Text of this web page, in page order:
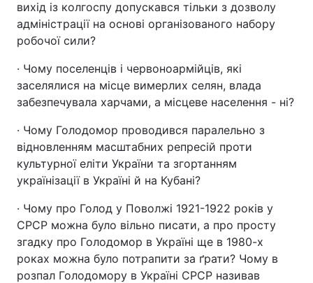
вихід із колгоспу допускався тільки з дозволу
адміністрації на основі організованого набору
робочої сили?
· Чому поселенців і червоноармійців, які
заселялися на місце вимерлих селян, влада
забезпечувала харчами, а місцеве населення - ні?
· Чому Голодомор проводився паралельно з
відновленням масштабних репресій проти
культурної еліти України та згортанням
українізації в Україні й на Кубані?
· Чому про Голод у Поволжі 1921-1922 років у
СРСР можна було вільно писати, а про просту
згадку про Голодомор в Україні ще в 1980-х
роках можна було потрапити за ґрати? Чому в
розпал Голодомору в Україні СРСР називав